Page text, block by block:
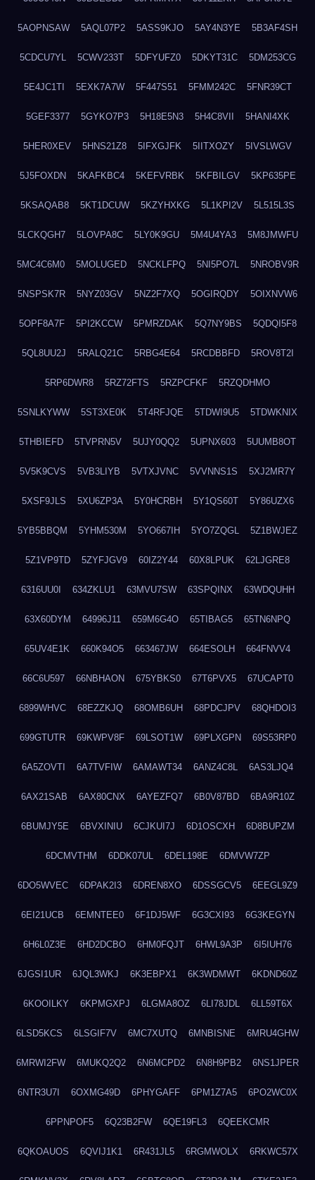
5AOPNSAW 5AQL07P2 5ASS9KJO 5AY4N3YE 5B3AF4SH
5CDCU7YL 5CWV233T 5DFYUFZ0 5DKYT31C 5DM253CG
5E4JC1TI 5EXK7A7W 5F447S51 5FMM242C 5FNR39CT
5GEF3377 5GYKO7P3 5H18E5N3 5H4C8VII 5HANI4XK
5HER0XEV 5HNS21Z8 5IFXGJFK 5IITXOZY 5IVSLWGV
5J5FOXDN 5KAFKBC4 5KEFVRBK 5KFBILGV 5KP635PE
5KSAQAB8 5KT1DCUW 5KZYHXKG 5L1KPI2V 5L515L3S
5LCKQGH7 5LOVPA8C 5LY0K9GU 5M4U4YA3 5M8JMWFU
5MC4C6M0 5MOLUGED 5NCKLFPQ 5NI5PO7L 5NROBV9R
5NSPSK7R 5NYZ03GV 5NZ2F7XQ 5OGIRQDY 5OIXNVW6
5OPF8A7F 5PI2KCCW 5PMRZDAK 5Q7NY9BS 5QDQI5F8
5QL8UU2J 5RALQ21C 5RBG4E64 5RCDBBFD 5ROV8T2I
5RP6DWR8 5RZ72FTS 5RZPCFKF 5RZQDHMO
5SNLKYWW 5ST3XE0K 5T4RFJQE 5TDWI9U5 5TDWKNIX
5THBIEFD 5TVPRN5V 5UJY0QQ2 5UPNX603 5UUMB8OT
5V5K9CVS 5VB3LIYB 5VTXJVNC 5VVNNS1S 5XJ2MR7Y
5XSF9JLS 5XU6ZP3A 5Y0HCRBH 5Y1QS60T 5Y86UZX6
5YB5BBQM 5YHM530M 5YO667IH 5YO7ZQGL 5Z1BWJEZ
5Z1VP9TD 5ZYFJGV9 60IZ2Y44 60X8LPUK 62LJGRE8
6316UU0I 634ZKLU1 63MVU7SW 63SPQINX 63WDQUHH
63X60DYM 64996J11 659M6G4O 65TIBAG5 65TN6NPQ
65UV4E1K 660K94O5 663467JW 664ESOLH 664FNVV4
66C6U597 66NBHAON 675YBKS0 67T6PVX5 67UCAPT0
6899WHVC 68EZZKJQ 68OMB6UH 68PDCJPV 68QHDOI3
699GTUTR 69KWPV8F 69LSOT1W 69PLXGPN 69S53RP0
6A5ZOVTI 6A7TVFIW 6AMAWT34 6ANZ4C8L 6AS3LJQ4
6AX21SAB 6AX80CNX 6AYEZFQ7 6B0V87BD 6BA9R10Z
6BUMJY5E 6BVXINIU 6CJKUI7J 6D1OSCXH 6D8BUPZM
6DCMVTHM 6DDK07UL 6DEL198E 6DMVW7ZP
6DO5WVEC 6DPAK2I3 6DREN8XO 6DSSGCV5 6EEGL9Z9
6EI21UCB 6EMNTEE0 6F1DJ5WF 6G3CXI93 6G3KEGYN
6H6L0Z3E 6HD2DCBO 6HM0FQJT 6HWL9A3P 6I5IUH76
6JGSI1UR 6JQL3WKJ 6K3EBPX1 6K3WDMWT 6KDND60Z
6KOOILKY 6KPMGXPJ 6LGMA8OZ 6LI78JDL 6LL59T6X
6LSD5KCS 6LSGIF7V 6MC7XUTQ 6MNBISNE 6MRU4GHW
6MRWI2FW 6MUKQ2Q2 6N6MCPD2 6N8H9PB2 6NS1JPER
6NTR3U7I 6OXMG49D 6PHYGAFF 6PM1Z7A5 6PO2WC0X
6PPNPOF5 6Q23B2FW 6QE19FL3 6QEEKCMR
6QKOAUOS 6QVIJ1K1 6R431JL5 6RGMWOLX 6RKWC57X